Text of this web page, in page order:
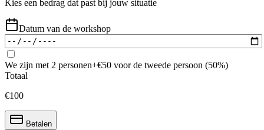
Kies een bedrag dat past bij jouw situatie
Datum van de workshop
We zijn met 2 personen+€50 voor de tweede persoon (50%)
Totaal
€100
Betalen